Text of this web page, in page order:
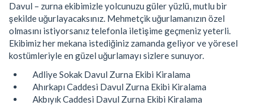
Davul – zurna ekibimizle yolcunuzu güler yüzlü, mutlu bir
şekilde uğurlayacaksınız. Mehmetçik uğurlamanızın özel
olmasını istiyorsanız telefonla iletişime geçmeniz yeterli.
Ekibimiz her mekana istediğiniz zamanda geliyor ve yöresel
kostümleriyle en güzel uğurlamayı sizlere sunuyor.
Adliye Sokak Davul Zurna Ekibi Kiralama
Ahırkapı Caddesi Davul Zurna Ekibi Kiralama
Akbıyık Caddesi Davul Zurna Ekibi Kiralama